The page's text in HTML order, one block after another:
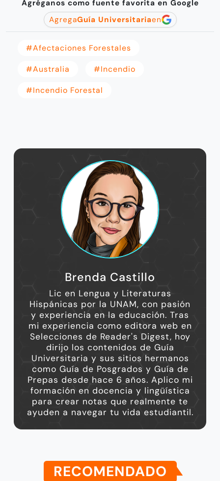
Agréganos como fuente favorita en Google
AgregaGuía Universitariaen
#afectaciones Forestales
#Australia #incendio
#incendio Forestal
Brenda Castillo
Lic en Lengua y Literaturas
Hispánicas por la UNAM, con pasión
y experiencia en la educación. Tras
mi experiencia como editora web en
Selecciones de Reader's Digest, hoy
dirijo los contenidos de Guía
Universitaria y sus sitios hermanos
como Guía de Posgrados y Guía de
Prepas desde hace 6 años. Aplico mi
formación en docencia y lingüística
para crear notas que realmente te
ayuden a navegar tu vida estudiantil.
RECOMENDADO